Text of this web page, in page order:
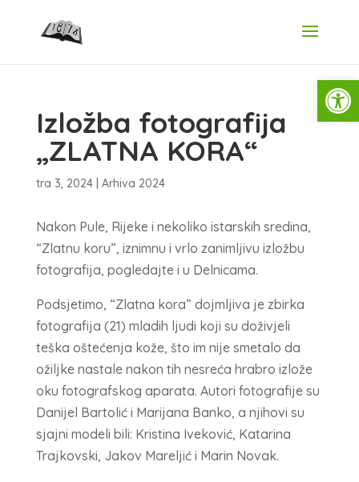
Izložba fotografija
„ZLATNA KORA“
tra 3, 2024| Arhiva 2024
Nakon Pule, Rijeke i nekoliko istarskih sredina,
“Zlatnu koru”, iznimnu i vrlo zanimljivu izložbu
fotografija, pogledajte i u Delnicama.
Podsjetimo, “Zlatna kora” dojmljiva je zbirka
fotografija (21) mladih ljudi koji su doživjeli
teška oštećenja kože, što im nije smetalo da
ožiljke nastale nakon tih nesreća hrabro izlože
oku fotografskog aparata. Autori fotografije su
Danijel Bartolić i Marijana Banko, a njihovi su
sjajni modeli bili: Kristina Iveković, Katarina
Trajkovski, Jakov Mareljić i Marin Novak.